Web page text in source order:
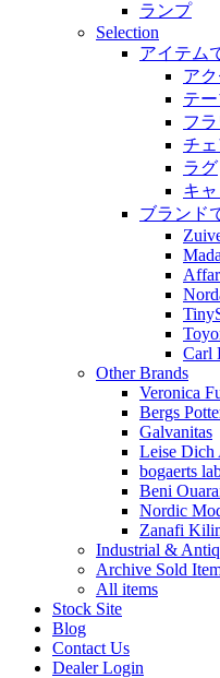
ランプ
Selection
アイテム
ア
テ
フ
チ
ラグ
キ
ブランド
Carl
Other Brands
Veronica
Bergs
Galvanitas
Leise Dich
bogaerts
Beni
Nordic
Zanafi
Industrial &
Archive Sold
All items
Stock Site
Blog
Contact Us
Dealer Login